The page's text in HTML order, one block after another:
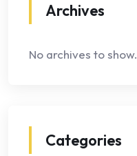
Archives
No archives to show.
Categories